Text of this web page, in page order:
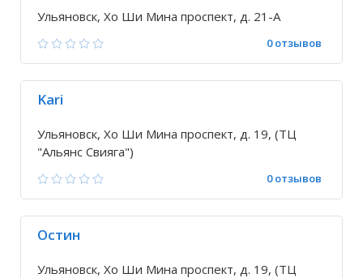
Ульяновск, Хо Ши Мина проспект, д. 21-А
0 отзывов
Kari
Ульяновск, Хо Ши Мина проспект, д. 19, (ТЦ
"Альянс Свияга")
0 отзывов
Остин
Ульяновск, Хо Ши Мина проспект, д. 19, (ТЦ